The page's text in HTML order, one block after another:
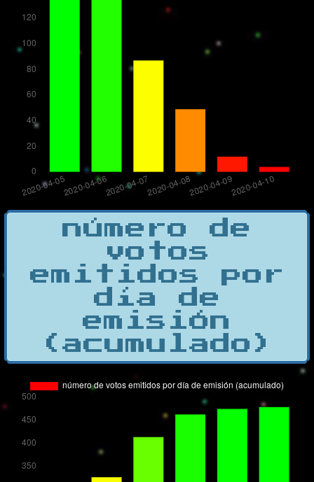
número de
votos
emitidos por
día de
emisión
(acumulado)